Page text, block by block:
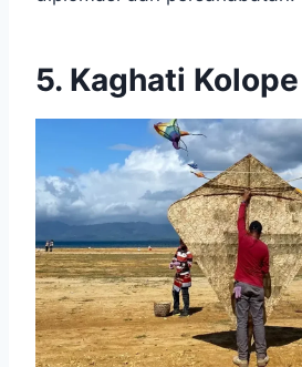
5. Kaghati Kolope